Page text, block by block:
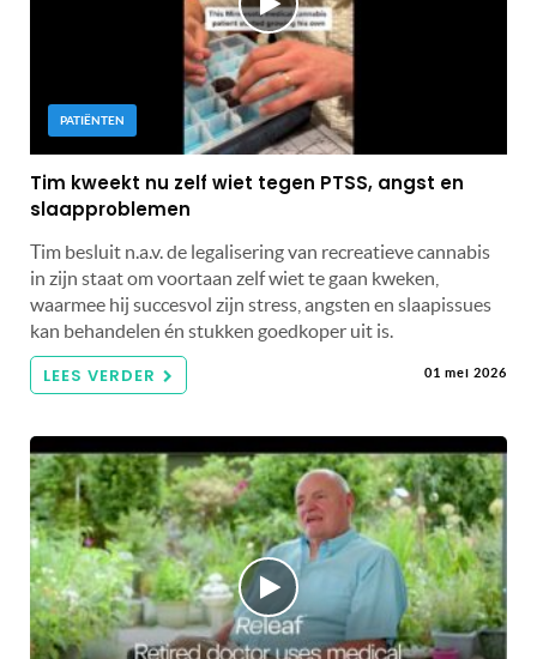
PATIËNTEN
Tim kweekt nu zelf wiet tegen PTSS, angst en
slaapproblemen
Tim besluit n.a.v. de legalisering van recreatieve cannabis
in zijn staat om voortaan zelf wiet te gaan kweken,
waarmee hij succesvol zijn stress, angsten en slaapissues
kan behandelen én stukken goedkoper uit is.
LEES VERDER 01 mei 2026